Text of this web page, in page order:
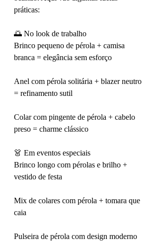
práticas:
🌅 No look de trabalho
Brinco pequeno de pérola + camisa
branca = elegância sem esforço
Anel com pérola solitária + blazer neutro
= refinamento sutil
Colar com pingente de pérola + cabelo
preso = charme clássico
👗 Em eventos especiais
Brinco longo com pérolas e brilho +
vestido de festa
Mix de colares com pérola + tomara que
caia
Pulseira de pérola com design moderno